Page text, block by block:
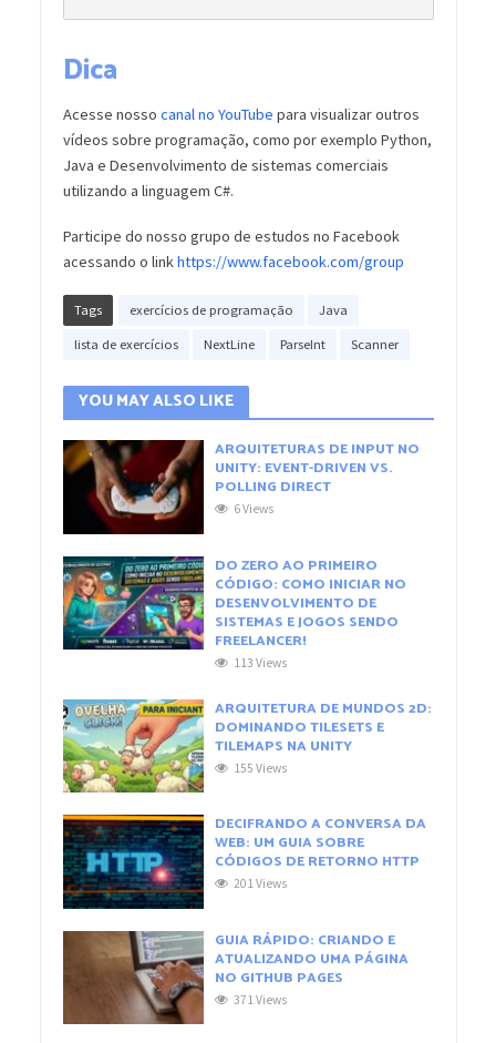
Dica
Acesse nosso canal no YouTube para visualizar outros
vídeos sobre programação, como por exemplo Python,
Java e Desenvolvimento de sistemas comerciais
utilizando a linguagem C#.
Participe do nosso grupo de estudos no Facebook
acessando o linkhttps://www.facebook.com/group
Tags exercícios de programação Java
lista de exercícios NextLine ParseInt Scanner
YOU MAY ALSO LIKE
ARQUITETURAS DE INPUT NO
UNITY: EVENT-DRIVEN VS.
POLLING DIRECT
6 Views
DO ZERO AO PRIMEIRO
CÓDIGO: COMO INICIAR NO
DESENVOLVIMENTO DE
SISTEMAS E JOGOS SENDO
FREELANCER!
113 Views
ARQUITETURA DE MUNDOS 2D:
DOMINANDO TILESETS E
TILEMAPS NA UNITY
155 Views
DECIFRANDO A CONVERSA DA
WEB: UM GUIA SOBRE
CÓDIGOS DE RETORNO HTTP
201 Views
GUIA RÁPIDO: CRIANDO E
ATUALIZANDO UMA PÁGINA
NO GITHUB PAGES
371 Views